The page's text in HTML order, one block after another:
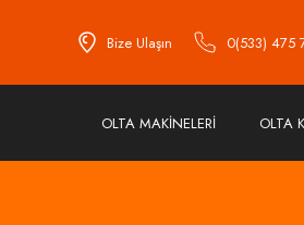
Bize Ulaşın 0(533) 475
OLTA MAKİNELERİ OLTA